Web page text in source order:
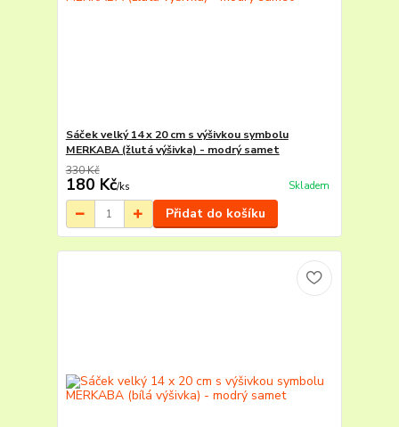
Sáček velký 14 x 20 cm s výšivkou symbolu
MERKABA (žlutá výšivka) - modrý samet
330 Kč
180 Kč/ks Skladem
Přidat do košíku